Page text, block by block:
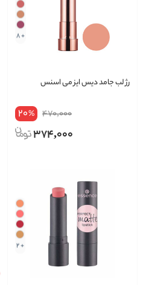
+ 8
رژ لب جامد دیس ایز می اسنس
470,000
20%
374,000
+ 2